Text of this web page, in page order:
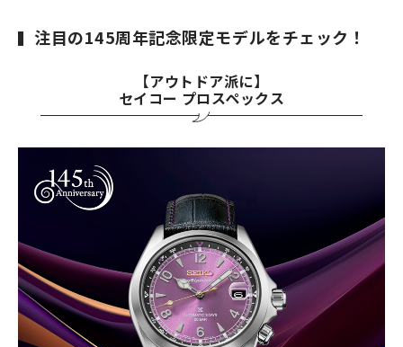
注目の145周年記念限定モデルをチェック！
【アウトドア派に】
セイコー プロスペックス